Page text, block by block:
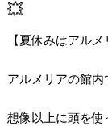
💥
【夏休みはアル
アルメリアの館
想像以上に頭を